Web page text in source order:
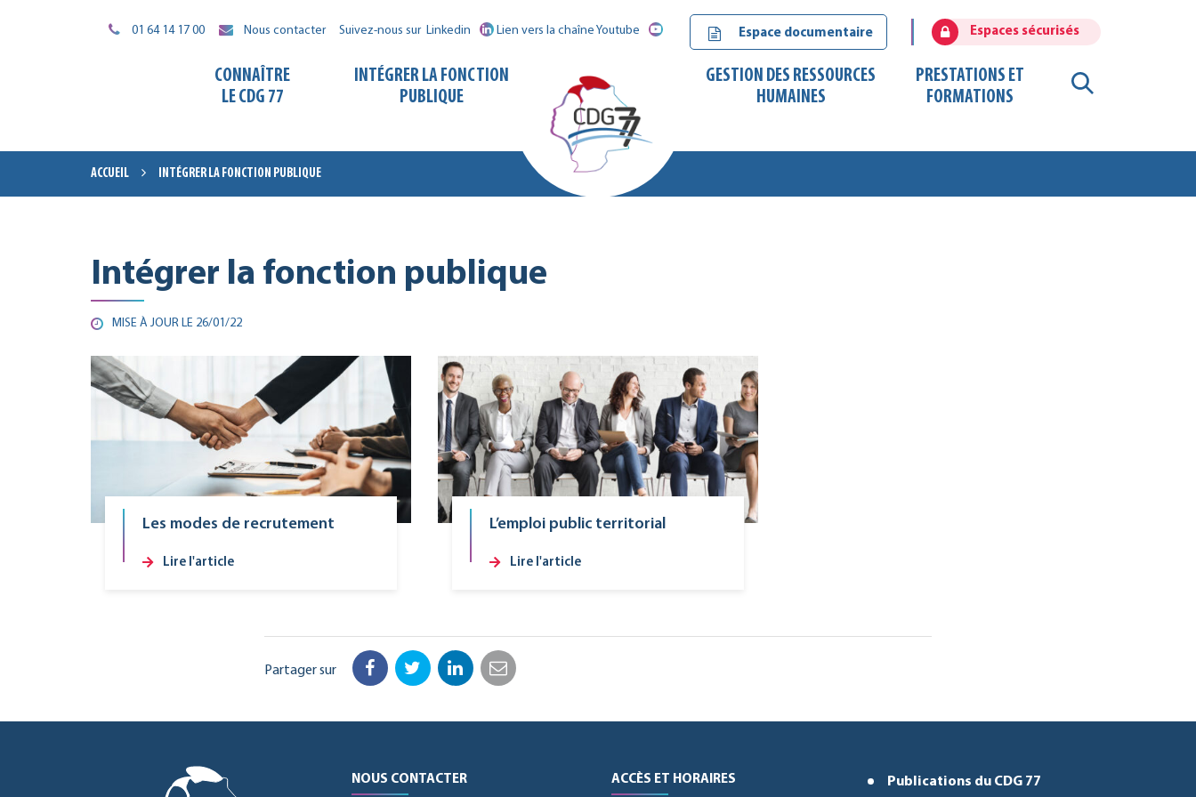
01 64 14 17 00 Nous contacter Suivez-nous sur Linkedin Lien vers la chaîne Youtube Espace documentaire Espaces sécurisés
CDG
CONNAÎTRE
LE CDG 77
INTÉGRER LA FONCTION
PUBLIQUE
GESTION DES RESSOURCES
HUMAINES
PRESTATIONS ET
FORMATIONS
ACCUEIL INTÉGRER LA FONCTION PUBLIQUE
Intégrer la fonction publique
MISE À JOUR LE 26/01/22
Les modes de recrutement
Lire l'article
L’emploi public territorial
Lire l'article
Partager sur Facebook
TwitterLinkedIn
Email
NOUS CONTACTER ACCÈS ET HORAIRES Publications du CDG 77